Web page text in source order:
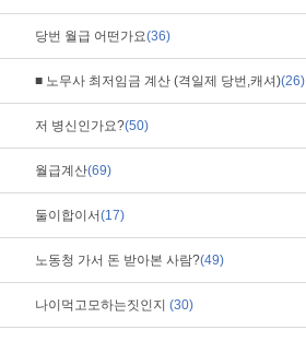
당번 월급 어떤가요(36)
■ 노무사 최저임금 계산 (격일제 당번,캐셔)(26)
저 병신인가요?(50)
월급계산(69)
둘이합이서(17)
노동청 가서 돈 받아본 사람?(49)
나이먹고모하는짓인지 (30)